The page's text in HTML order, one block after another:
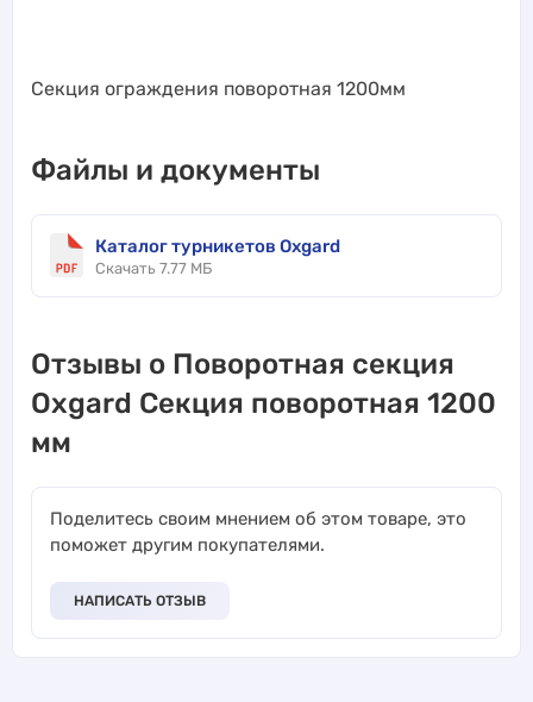
Секция ограждения поворотная 1200мм
Файлы и документы
Каталог турникетов Oxgard
Скачать 7.77 МБ
Отзывы о Поворотная секция
Oxgard Секция поворотная 1200
мм
Поделитесь своим мнением об этом товаре, это
поможет другим покупателями.
НАПИСАТЬ ОТЗЫВ